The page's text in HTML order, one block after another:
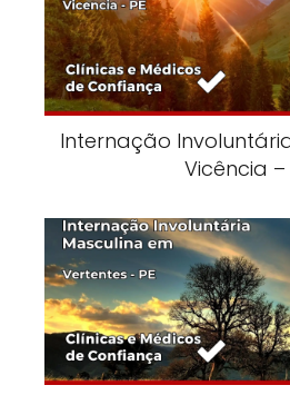
Internação
Vicência –